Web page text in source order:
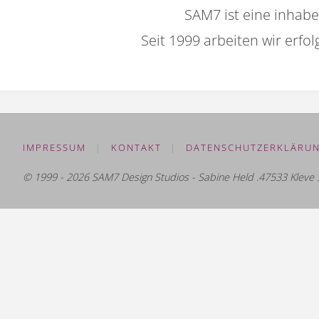
SAM7 ist eine
Seit 1999 arbeiten wir
IMPRESSUM | KONTAKT |
© 1999 - 2026 SAM7 Design Studios - Sabine Held .47533 Kleve